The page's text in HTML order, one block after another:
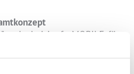
steht bei i.safe MOBILE für
Sicherheitskonzept. Auf
Ebene deckt das